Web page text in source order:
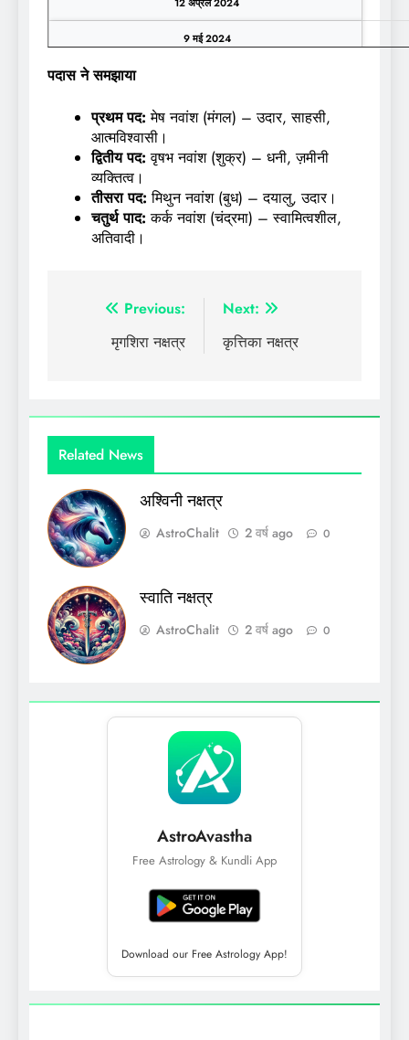
9 मई 2024
पदास ने समझाया
प्रथम पद: मेष नवांश (मंगल) – उदार, साहसी,
आत्मविश्वासी।
द्वितीय पद: वृषभ नवांश (शुक्र) – धनी, ज़मीनी
व्यक्तित्व।
तीसरा पद: मिथुन नवांश (बुध) – दयालु, उदार।
चतुर्थ पाद: कर्क नवांश (चंद्रमा) – स्वामित्वशील,
अतिवादी।
नेविगेशन
Previous:
मृगशिरा नक्षत्र
Next:
कृत्तिका नक्षत्र
Related News
अश्विनी नक्षत्र
AstroChalit 2 वर्ष ago 0
स्वाति नक्षत्र
AstroChalit 2 वर्ष ago 0
AstroAvastha
Free Astrology & Kundli App
Download our Free Astrology App!